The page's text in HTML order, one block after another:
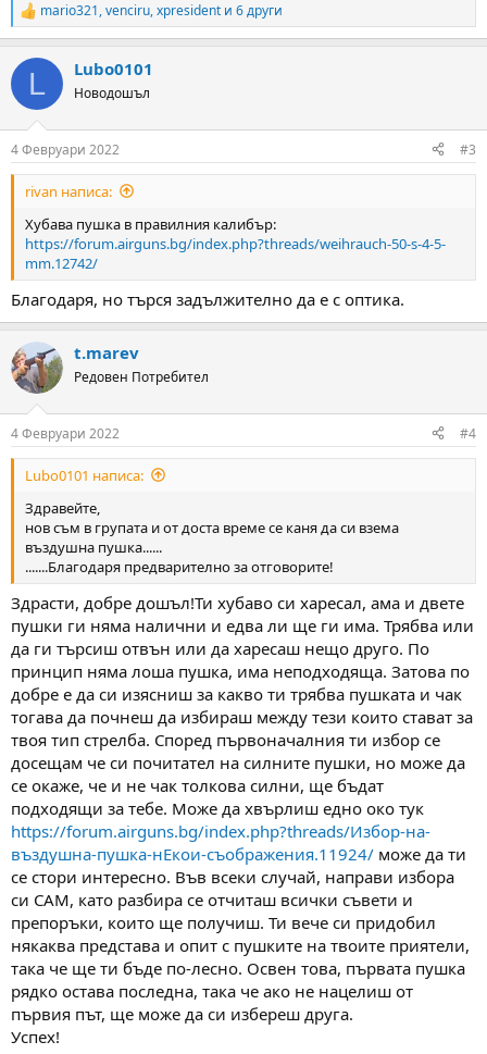
R
e
c
i
s
:
mario321,venciru,xpresident и 6 други
L Lubo0101
Новодошъл
4 Февруари 2022 #3
rivan написа:
Хубава пушка в правилния калибър:
https://forum.airguns.bg/index.php?threads/weihrauch-50-s-4-5-
mm.12742/
Благодаря, но търся задължително да е с оптика.
t.marev
Редовен Потребител
4 Февруари 2022 #4
Lubo0101 написа:
Здравейте,
нов съм в групата и от доста време се каня да си взема
въздушна пушка......
.......Благодаря предварително за отговорите!
Здрасти, добре дошъл!Ти хубаво си харесал, ама и двете
пушки ги няма налични и едва ли ще ги има. Трябва или
да ги търсиш отвън или да харесаш нещо друго. По
принцип няма лоша пушка, има неподходяща. Затова по
добре е да си изясниш за какво ти трябва пушката и чак
тогава да почнеш да избираш между тези които стават за
твоя тип стрелба. Според първоначалния ти избор се
досещам че си почитател на силните пушки, но може да
се окаже, че и не чак толкова силни, ще бъдат
подходящи за тебе. Може да хвърлиш едно око тук
https://forum.airguns.bg/index.php?threads/Избор-на-
въздушна-пушка-нЕкои-съображения.11924/ може да ти
се стори интересно. Във всеки случай, направи избора
си САМ, като разбира се отчиташ всички съвети и
препоръки, които ще получиш. Ти вече си придобил
някаква представа и опит с пушките на твоите приятели,
така че ще ти бъде по-лесно. Освен това, първата пушка
рядко остава последна, така че ако не нацелиш от
първия път, ще може да си избереш друга.
Успех!